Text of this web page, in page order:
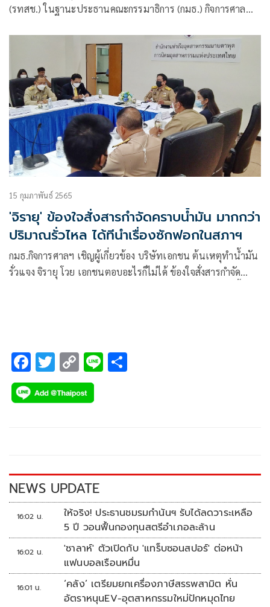
(รทสช.) ในฐานะประธานคณะกรรมาธิการ (กมธ.) กิจการศาล
กองทุน สภาผู้แทนราษฎร พร้อมด้วย
15 กุมภาพันธ์ 2565
'จิรายุ' ข้องใจสั่งสารกำจัดคราบน้ำมัน มากกว่า
ปริมาณรั่วไหล ได้ทีนำเรื่องซักฟอกในสภาฯ
กมธ.กิจการศาลฯ เชิญผู้เกี่ยวข้อง บริษัทเอกชน ต้นเหตุทำน้ำมัน
รั่วแจง จิรายุ โวย เอกชนตอบอะไรก็ไม่ได้ ข้องใจสั่งสารกำจัด
F
ac
e
k
T
wi
tt
C
o
p
k
Li
NEWS UPDATE
16:02 น.
ให้จริง! ประธานชมรมกำนันฯ รับได้ลดวาระเหลือ
5 ปี วอนฟื้นกองทุนสตรีอำเภอละล้าน
16:02 น.
'ซาลาห์' ตัวเปิดกับ 'แทร็บซอนสปอร์' ต่อหน้า
แฟนบอลเรือนหมื่น
16:01 น.
‘คลัง’ เตรียมยกเครื่องภาษีสรรพสามิต หั่น
อัตราหนุนEV-อุตสาหกรรมใหม่ปักหมุดไทย